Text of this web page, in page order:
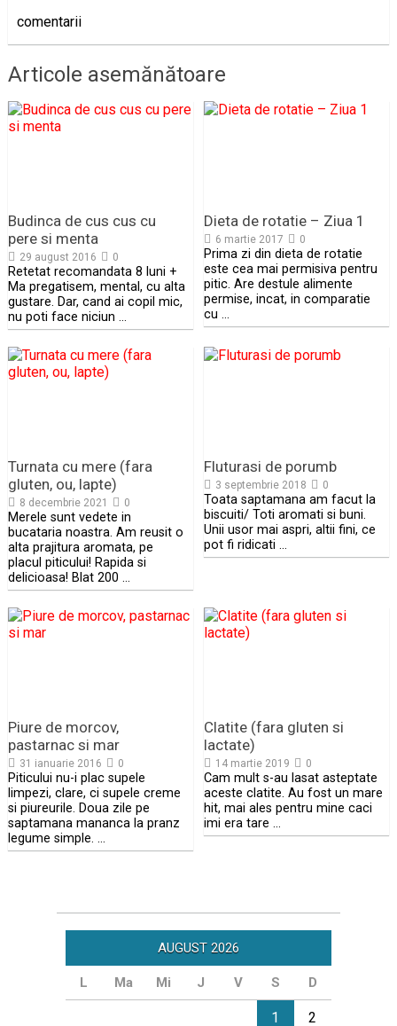
comentarii
Articole asemănătoare
Budinca de cus cus cu
pere si menta
29 august 2016 0
Retetat recomandata 8 luni +
Ma pregatisem, mental, cu alta
gustare. Dar, cand ai copil mic,
nu poti face niciun …
Dieta de rotatie – Ziua 1
6 martie 2017 0
Prima zi din dieta de rotatie
este cea mai permisiva pentru
pitic. Are destule alimente
permise, incat, in comparatie
cu …
Turnata cu mere (fara
gluten, ou, lapte)
8 decembrie 2021 0
Merele sunt vedete in
bucataria noastra. Am reusit o
alta prajitura aromata, pe
placul piticului! Rapida si
delicioasa! Blat 200 …
Fluturasi de porumb
3 septembrie 2018 0
Toata saptamana am facut la
biscuiti/ Toti aromati si buni.
Unii usor mai aspri, altii fini, ce
pot fi ridicati …
Piure de morcov,
pastarnac si mar
31 ianuarie 2016 0
Piticului nu-i plac supele
limpezi, clare, ci supele creme
si piureurile. Doua zile pe
saptamana mananca la pranz
legume simple. …
Clatite (fara gluten si
lactate)
14 martie 2019 0
Cam mult s-au lasat asteptate
aceste clatite. Au fost un mare
hit, mai ales pentru mine caci
imi era tare …
AUGUST 2026
L Ma Mi J V S D
1 2